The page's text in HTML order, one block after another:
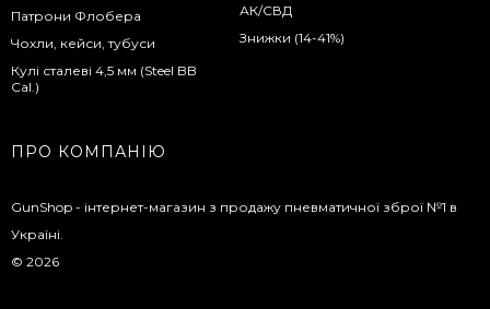
Патрони Флобера
Чохли, кейси, тубуси
Кулі сталеві 4,5 мм (Steel BB
Cal.)
АК/СВД
Знижки (14-41%)
ПРО КОМПАНІЮ
GunShop - інтернет-магазин з продажу пневматичної зброї №1 в
Україні.
© 2026